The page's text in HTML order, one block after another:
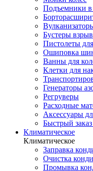
Подъемники
Бустеры
Пистолеты
Ошиповка
Ванны для
Клетки для
Генераторы
Регруверы
Расходные
Аксессуары
Быстрый
Климатическое
Климатическое
Заправка
Очистка
Промывка